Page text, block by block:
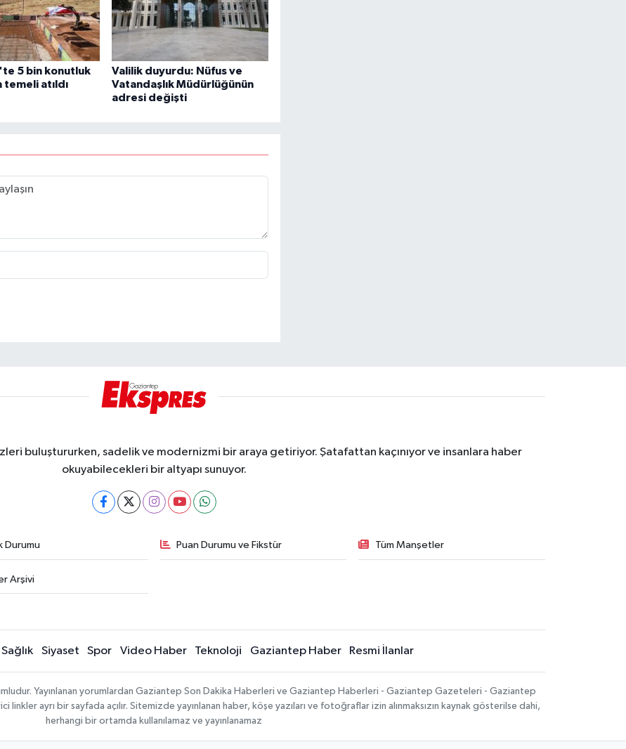
5 bin konutluk
temeli atıldı
Valilik duyurdu: Nüfus ve
Vatandaşlık Müdürlüğünün
adresi değişti
buluştururken, sadelik ve modernizmi bir araya getiriyor. Şatafattan kaçınıyor ve insanlara haber
okuyabilecekleri bir altyapı sunuyor.
Durumu Puan Durumu ve Fikstür Tüm Manşetler
Arşivi
Sağlık Siyaset Spor Video Haber Teknoloji Gaziantep Haber Resmi İlanlar
Yayınlanan yorumlardan Gaziantep Son Dakika Haberleri ve Gaziantep Haberleri - Gaziantep Gazeteleri - Gaziantep
ayrı bir sayfada açılır. Sitemizde yayınlanan haber, köşe yazıları ve fotoğraflar izin alınmaksızın kaynak gösterilse dahi,
herhangi bir ortamda kullanılamaz ve yayınlanamaz